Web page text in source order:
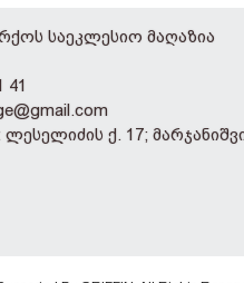
საეკლესიო მაღაზია
41
ქ. 17;